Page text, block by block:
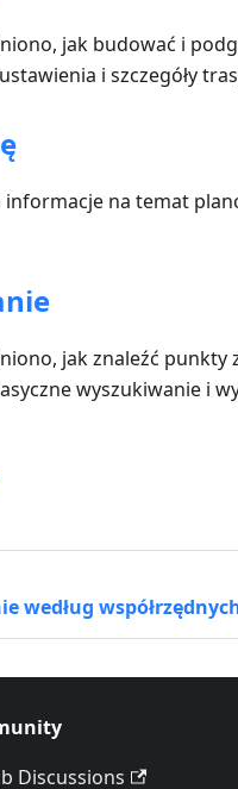
jak budować i
i szczegóły
informacje na temat
jak znaleźć
wyszukiwanie i
według
Discussions